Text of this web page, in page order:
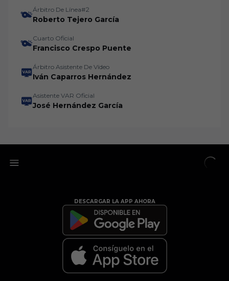
Árbitro De Línea#2
Roberto Tejero García
Cuarto Oficial
Francisco Crespo Puente
Árbitro Asistente De Vídeo
Iván Caparros Hernández
Asistente VAR Oficial
José Hernández García
DESCARGAR LA APP AHORA